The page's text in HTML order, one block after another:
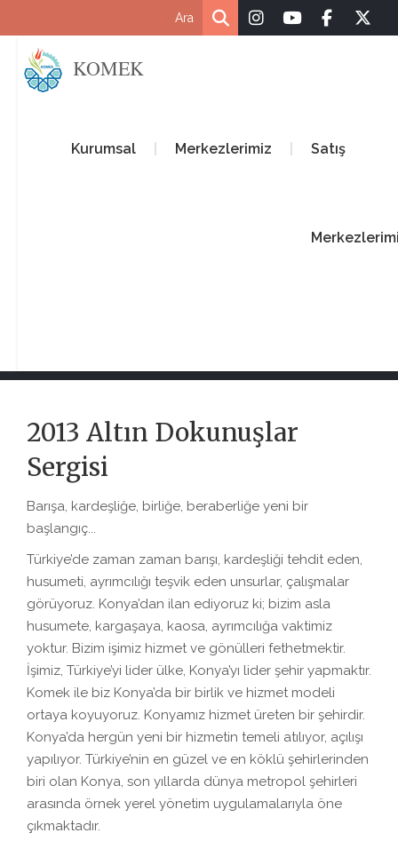
KOMEK
Kurumsal Merkezlerimiz Satış
2013 Altın Dokunuşlar
Sergisi
Barışa, kardeşliğe, birliğe, beraberliğe yeni bir
başlangıç...
Türkiye’de zaman zaman barışı, kardeşliği tehdit eden,
husumeti, ayrımcılığı teşvik eden unsurlar, çalışmalar
görüyoruz. Konya’dan ilan ediyoruz ki; bizim asla
husumete, kargaşaya, kaosa, ayrımcılığa vaktimiz
yoktur. Bizim işimiz hizmet ve gönülleri fethetmektir.
İşimiz, Türkiye’yi lider ülke, Konya’yı lider şehir yapmaktır.
Komek ile biz Konya’da bir birlik ve hizmet modeli
ortaya koyuyoruz. Konyamız hizmet üreten bir şehirdir.
Konya’da hergün yeni bir hizmetin temeli atılıyor, açılışı
yapılıyor. Türkiye’nin en güzel ve en köklü şehirlerinden
biri olan Konya, son yıllarda dünya metropol şehirleri
arasında örnek yerel yönetim uygulamalarıyla öne
çıkmaktadır.